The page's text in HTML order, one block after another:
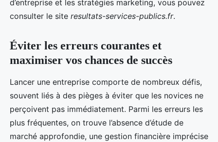
d’entreprise et les stratégies marketing, vous pouvez
consulter le site resultats-services-publics.fr.
Éviter les erreurs courantes et
maximiser vos chances de succès
Lancer une entreprise comporte de nombreux défis,
souvent liés à des pièges à éviter que les novices ne
perçoivent pas immédiatement. Parmi les erreurs les
plus fréquentes, on trouve l’absence d’étude de
marché approfondie, une gestion financière imprécise